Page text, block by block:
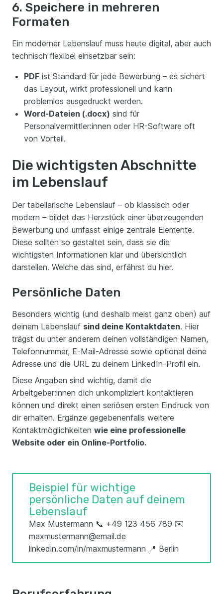
6. Speichere in mehreren
Formaten
Ein moderner Lebenslauf muss heute digital, aber auch
technisch flexibel einsetzbar sein:
PDF ist Standard für jede Bewerbung – es sichert
das Layout, wirkt professionell und kann
problemlos ausgedruckt werden.
Word-Dateien (.docx) sind für
Personalvermittler:innen oder HR-Software oft
von Vorteil.
Die wichtigsten Abschnitte
im Lebenslauf
Der tabellarische Lebenslauf – ob klassisch oder
modern – bildet das Herzstück einer überzeugenden
Bewerbung und umfasst einige zentrale Elemente.
Diese sollten so gestaltet sein, dass sie die
wichtigsten Informationen klar und übersichtlich
darstellen. Welche das sind, erfährst du hier.
Persönliche Daten
Besonders wichtig (und deshalb meist ganz oben) auf
deinem Lebenslauf sind deine Kontaktdaten. Hier
trägst du unter anderem deinen vollständigen Namen,
Telefonnummer, E-Mail-Adresse sowie optional deine
Adresse und die URL zu deinem LinkedIn-Profil ein.
Diese Angaben sind wichtig, damit die
Arbeitgeber:innen dich unkompliziert kontaktieren
können und direkt einen seriösen ersten Eindruck von
dir erhalten. Ergänze gegebenenfalls weitere
Kontaktmöglichkeiten wie eine professionelle
Website oder ein Online-Portfolio.
Beispiel für wichtige
persönliche Daten auf deinem
Lebenslauf
Max Mustermann 📞 +49 123 456 789 ✉️
maxmustermann@email.de
linkedin.com/in/maxmustermann 📍 Berlin